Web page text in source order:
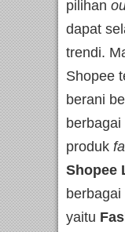
pilihan
dapat
trendi.
Shopee
berani
berbagai
produk
Shopee
yaitu